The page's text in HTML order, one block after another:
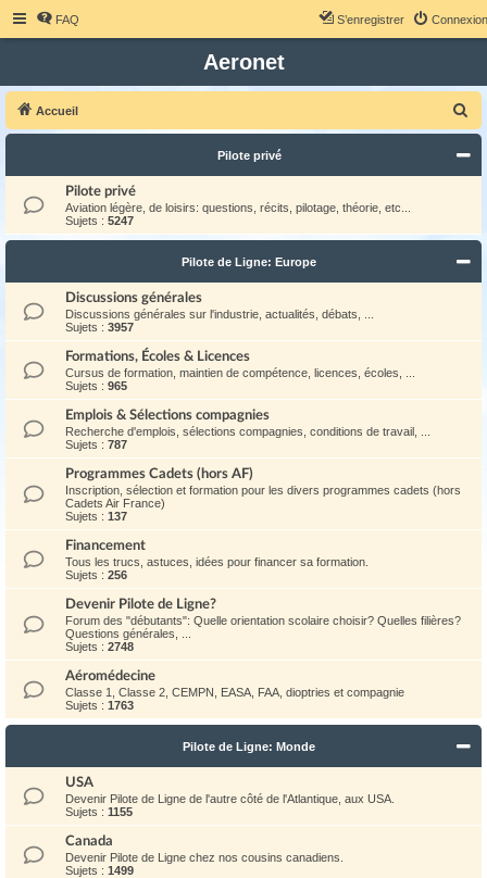
FAQ Connexion
S’enregistrer
Aeronet
Accueil
e
r
c
r
Pilote privé
Pilote privé
Aviation légère, de loisirs: questions, récits, pilotage, théorie, etc...
Sujets : 5247
Pilote de Ligne: Europe
Discussions générales
Discussions générales sur l'industrie, actualités, débats, ...
Sujets : 3957
Formations, Écoles & Licences
Cursus de formation, maintien de compétence, licences, écoles, ...
Sujets : 965
Emplois & Sélections compagnies
Recherche d'emplois, sélections compagnies, conditions de travail, ...
Sujets : 787
Programmes Cadets (hors AF)
Inscription, sélection et formation pour les divers programmes cadets (hors
Cadets Air France)
Sujets : 137
Financement
Tous les trucs, astuces, idées pour financer sa formation.
Sujets : 256
Devenir Pilote de Ligne?
Forum des "débutants": Quelle orientation scolaire choisir? Quelles filières?
Questions générales, ...
Sujets : 2748
Aéromédecine
Classe 1, Classe 2, CEMPN, EASA, FAA, dioptries et compagnie
Sujets : 1763
Pilote de Ligne: Monde
USA
Devenir Pilote de Ligne de l'autre côté de l'Atlantique, aux USA.
Sujets : 1155
Canada
Devenir Pilote de Ligne chez nos cousins canadiens.
Sujets : 1499